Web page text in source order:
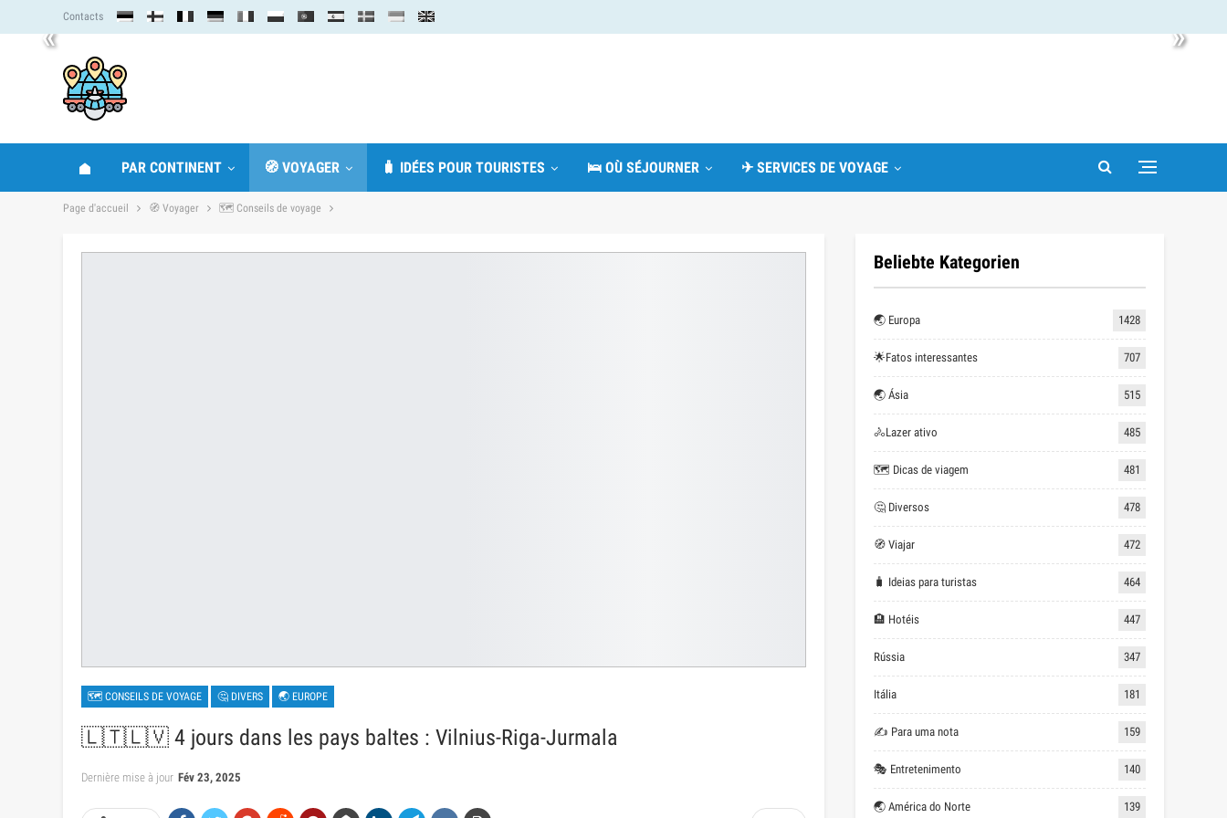
« »
Contacts
PAR CONTINENT 🧭 VOYAGER 🧳 IDÉES POUR TOURISTES 🛌 OÙ SÉJOURNER ✈ SERVICES DE VOYAGE
Page d'accueil 🧭 Voyager 🗺 Conseils de voyage
🗺 CONSEILS DE VOYAGE 🤔 DIVERS 🌏 EUROPE
🇱🇹🇱🇻 4 jours dans les pays baltes : Vilnius-Riga-Jurmala
Dernière mise à jour Fév 23, 2025
Beliebte Kategorien
🌏 Europa 1428
🌟Fatos interessantes 707
🌏 Ásia 515
🚴Lazer ativo 485
🗺 Dicas de viagem 481
🤔 Diversos 478
🧭 Viajar 472
🧳 Ideias para turistas 464
🏨 Hotéis 447
Rússia 347
Itália 181
✍ Para uma nota 159
🎭 Entretenimento 140
🌏 América do Norte 139